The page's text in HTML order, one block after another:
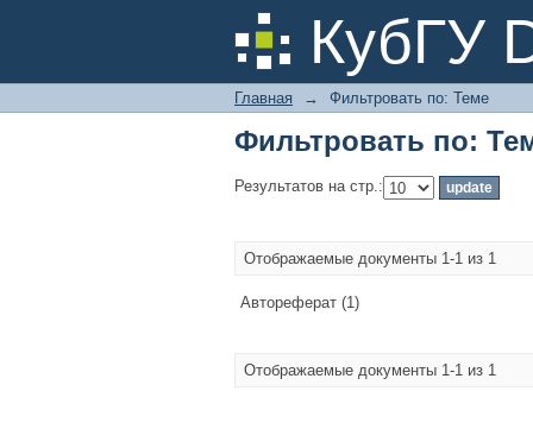
КубГУ
Фильтровать по:
Главная → Фильтровать по: Теме
Фильтровать по:
Результатов на стр.:
Отображаемые документы 1-1 из 1
Автореферат (1)
Отображаемые документы 1-1 из 1